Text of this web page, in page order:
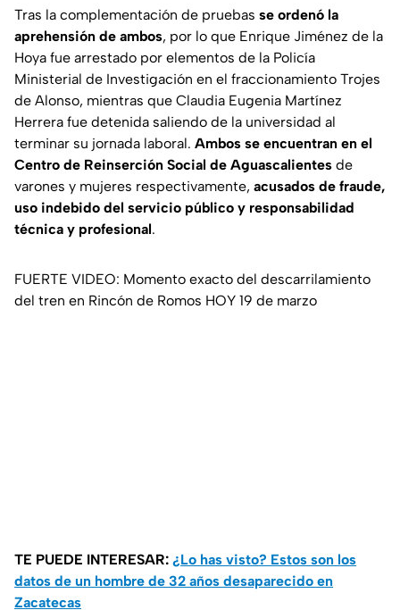
Tras la complementación de pruebas se ordenó la
aprehensión de ambos, por lo que Enrique Jiménez de la
Hoya fue arrestado por elementos de la Policía
Ministerial de Investigación en el fraccionamiento Trojes
de Alonso, mientras que Claudia Eugenia Martínez
Herrera fue detenida saliendo de la universidad al
terminar su jornada laboral. Ambos se encuentran en el
Centro de Reinserción Social de Aguascalientes de
varones y mujeres respectivamente, acusados de fraude,
uso indebido del servicio público y responsabilidad
técnica y profesional.
FUERTE VIDEO: Momento exacto del descarrilamiento
del tren en Rincón de Romos HOY 19 de marzo
TE PUEDE INTERESAR: ¿Lo has visto? Estos son los
datos de un hombre de 32 años desaparecido en
Zacatecas